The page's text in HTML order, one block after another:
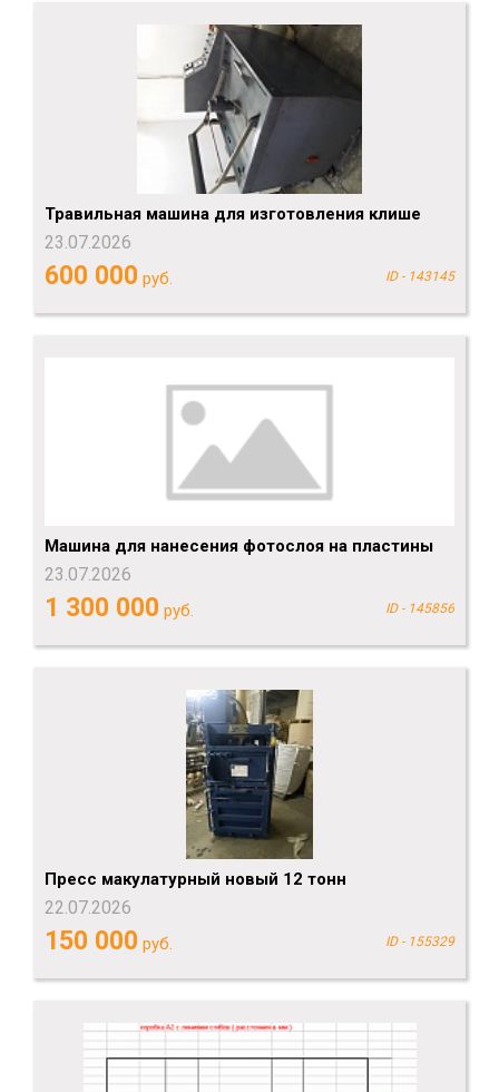
Травильная машина для изготовления клише
23.07.2026
600 000 руб. ID - 143145
Машина для нанесения фотослоя на пластины
23.07.2026
1 300 000 руб. ID - 145856
Пресс макулатурный новый 12 тонн
22.07.2026
150 000 руб. ID - 155329